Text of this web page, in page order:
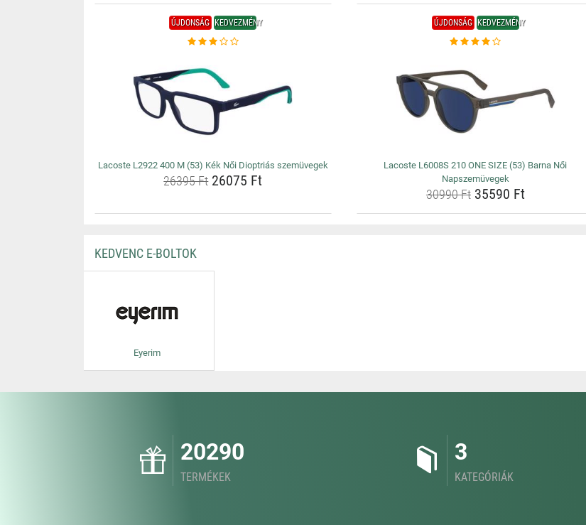
ÚJDONSÁG KEDVEZMÉNY
Lacoste L2922 400 M (53) Kék Női Dioptriás szemüvegek
26395 Ft26075 Ft
ÚJDONSÁG KEDVEZMÉNY
Lacoste L6008S 210 ONE SIZE (53) Barna Női
Napszemüvegek
30990 Ft35590 Ft
KEDVENC E-BOLTOK
Eyerim
20290
TERMÉKEK
3
KATEGÓRIÁK